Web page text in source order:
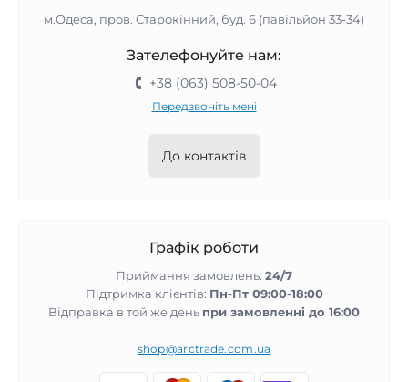
м.Одеса, пров. Старокінний, буд. 6 (павільйон 33-34)
Зателефонуйте нам:
+38 (063) 508-50-04
Передзвоніть мені
До контактів
Графік роботи
Приймання замовлень: 24/7
Підтримка клієнтів: Пн-Пт 09:00-18:00
Відправка в той же день при замовленні до 16:00
shop@arctrade.com.ua